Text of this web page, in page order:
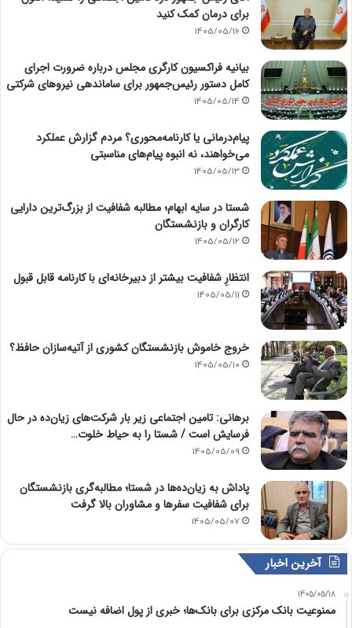
برای درمان کمک کنید
1405/05/16
بیانیه فراکسیون کارگری مجلس درباره ضرورت اجرای
کامل دستور رئیس‌جمهور برای ساماندهی نیروهای شرکتی
1405/05/14
پیام‌درمانی یا کارنامه‌محوری؟ مردم گزارش عملکرد
می‌خواهند، نه انبوه پیام‌های مناسبتی
1405/05/13
شستا در سایه ابهام؛ مطالبه شفافیت از بزرگ‌ترین دارایی
کارگران و بازنشستگان
1405/05/12
انتظارِ شفافیت بیشتر از دبیرخانه‌ای با کارنامه قابل قبول
1405/05/11
خروج خاموش بازنشستگان کشوری از آتیه‌سازان حافظ؟
1405/05/10
برهانی: تامین اجتماعی زیر بار شرکت‌های زیان‌ده در حال
فرسایش است / شستا را به حیاط خلوت…
1405/05/09
پاداش به زیان‌ده‌ها در شستا؛ مطالبه‌گری بازنشستگان
برای شفافیت سفرها و مشاوران بالا گرفت
1405/05/07
آخرین اخبار
1405/05/18
ممنوعیت بانک مرکزی برای بانک‌ها؛ خبری از پول اضافه نیست